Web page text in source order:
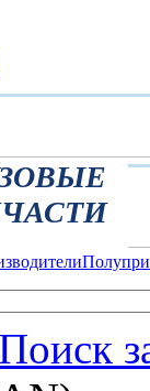
Поиск